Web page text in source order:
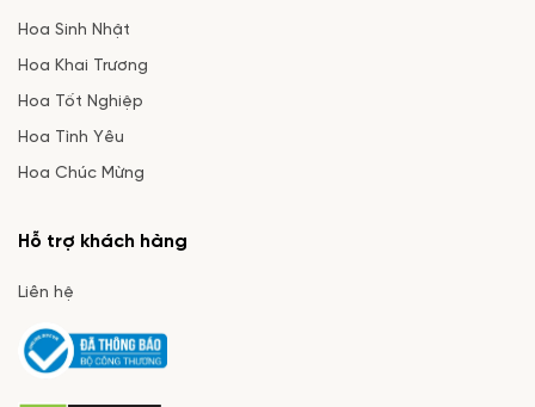
Hoa Sinh Nhật
Hoa Khai Trương
Hoa Tốt Nghiệp
Hoa Tình Yêu
Hoa Chúc Mừng
Hỗ trợ khách hàng
Liên hệ